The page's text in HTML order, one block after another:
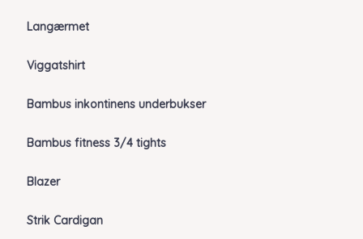
Langærmet
Viggatshirt
Bambus inkontinens underbukser
Bambus fitness 3/4 tights
Blazer
Strik Cardigan